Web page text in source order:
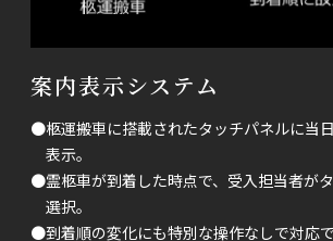
案内表示システム
●柩運搬車に搭載されたタッチパネルに当
表示。
●霊柩車が到着した時点で、受入担当者が
選択。
●到着順の変化にも特別な操作なしで対応で